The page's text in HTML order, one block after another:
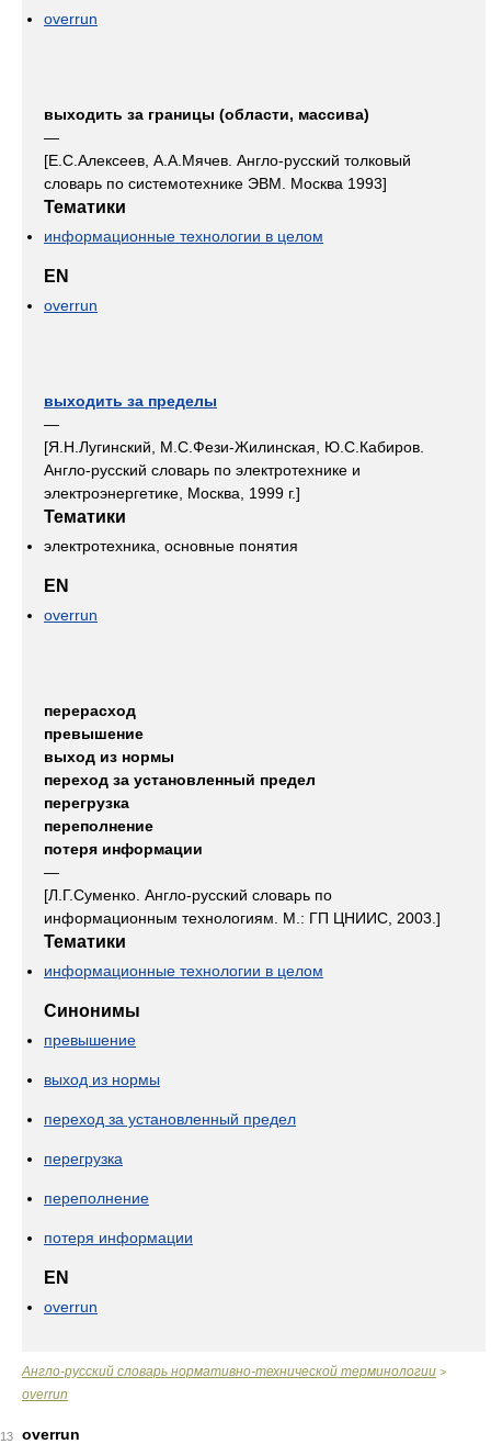
overrun
выходить за границы (области, массива)
—
[Е.С.Алексеев, А.А.Мячев. Англо-русский толковый
словарь по системотехнике ЭВМ. Москва 1993]
Тематики
информационные технологии в целом
EN
overrun
выходить за пределы
—
[Я.Н.Лугинский, М.С.Фези-Жилинская, Ю.С.Кабиров.
Англо-русский словарь по электротехнике и
электроэнергетике, Москва, 1999 г.]
Тематики
электротехника, основные понятия
EN
overrun
перерасход
превышение
выход из нормы
переход за установленный предел
перегрузка
переполнение
потеря информации
—
[Л.Г.Суменко. Англо-русский словарь по
информационным технологиям. М.: ГП ЦНИИС, 2003.]
Тематики
информационные технологии в целом
Синонимы
превышение
выход из нормы
переход за установленный предел
перегрузка
переполнение
потеря информации
EN
overrun
Англо-русский словарь нормативно-технической терминологии >
overrun
13
overrun